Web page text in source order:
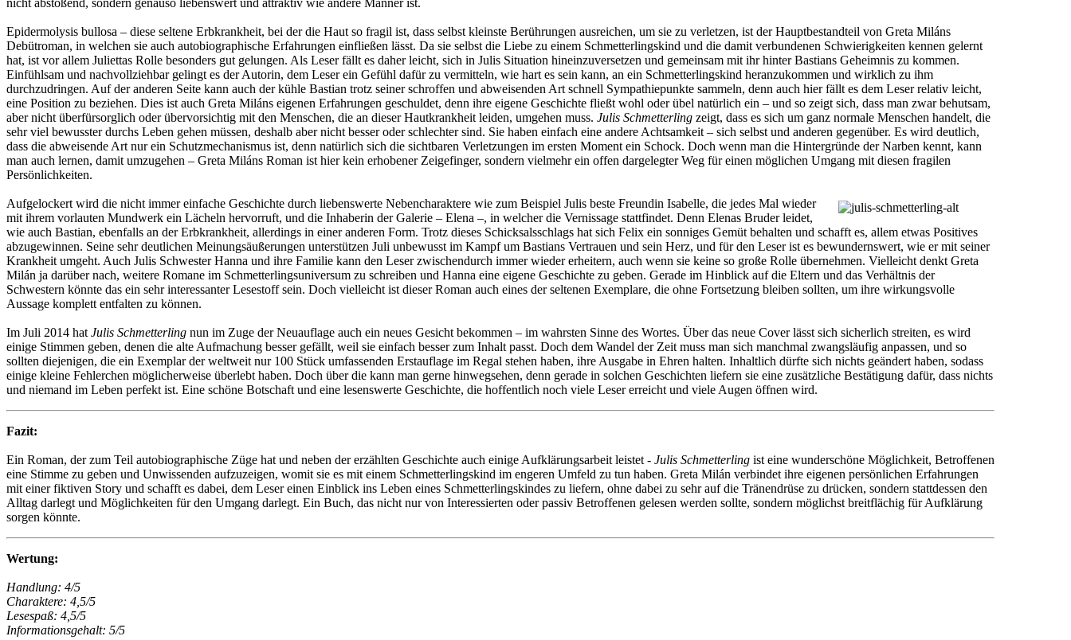
Epidermolysis bullosa – diese seltene Erbkrankheit, bei der die Haut so fragil ist, dass selbst kleinste Berührungen ausreichen, um sie zu verletzen, ist der Hauptbestandteil von Greta Miláns
Debütroman, in welchen sie auch autobiographische Erfahrungen einfließen lässt. Da sie selbst die Liebe zu einem Schmetterlingskind und die damit verbundenen Schwierigkeiten kennen gelernt
hat, ist vor allem Juliettas Rolle besonders gut gelungen. Als Leser fällt es daher leicht, sich in Julis Situation hineinzuversetzen und gemeinsam mit ihr hinter Bastians Geheimnis zu kommen.
Einfühlsam und nachvollziehbar gelingt es der Autorin, dem Leser ein Gefühl dafür zu vermitteln, wie hart es sein kann, an ein Schmetterlingskind heranzukommen und wirklich zu ihm
durchzudringen. Auf der anderen Seite kann auch der kühle Bastian trotz seiner schroffen und abweisenden Art schnell Sympathiepunkte sammeln, denn auch hier fällt es dem Leser relativ leicht,
eine Position zu beziehen. Dies ist auch Greta Miláns eigenen Erfahrungen geschuldet, denn ihre eigene Geschichte fließt wohl oder übel natürlich ein – und so zeigt sich, dass man zwar behutsam,
aber nicht überfürsorglich oder übervorsichtig mit den Menschen, die an dieser Hautkrankheit leiden, umgehen muss. Julis Schmetterling zeigt, dass es sich um ganz normale Menschen handelt, die
sehr viel bewusster durchs Leben gehen müssen, deshalb aber nicht besser oder schlechter sind. Sie haben einfach eine andere Achtsamkeit – sich selbst und anderen gegenüber. Es wird deutlich,
dass die abweisende Art nur ein Schutzmechanismus ist, denn natürlich sich die sichtbaren Verletzungen im ersten Moment ein Schock. Doch wenn man die Hintergründe der Narben kennt, kann
man auch lernen, damit umzugehen – Greta Miláns Roman ist hier kein erhobener Zeigefinger, sondern vielmehr ein offen dargelegter Weg für einen möglichen Umgang mit diesen fragilen
Persönlichkeiten.
Aufgelockert wird die nicht immer einfache Geschichte durch liebenswerte Nebencharaktere wie zum Beispiel Julis beste Freundin Isabelle, die jedes Mal wieder
mit ihrem vorlauten Mundwerk ein Lächeln hervorruft, und die Inhaberin der Galerie – Elena –, in welcher die Vernissage stattfindet. Denn Elenas Bruder leidet,
wie auch Bastian, ebenfalls an der Erbkrankheit, allerdings in einer anderen Form. Trotz dieses Schicksalsschlags hat sich Felix ein sonniges Gemüt behalten und schafft es, allem etwas Positives
abzugewinnen. Seine sehr deutlichen Meinungsäußerungen unterstützen Juli unbewusst im Kampf um Bastians Vertrauen und sein Herz, und für den Leser ist es bewundernswert, wie er mit seiner
Krankheit umgeht. Auch Julis Schwester Hanna und ihre Familie kann den Leser zwischendurch immer wieder erheitern, auch wenn sie keine so große Rolle übernehmen. Vielleicht denkt Greta
Milán ja darüber nach, weitere Romane im Schmetterlingsuniversum zu schreiben und Hanna eine eigene Geschichte zu geben. Gerade im Hinblick auf die Eltern und das Verhältnis der
Schwestern könnte das ein sehr interessanter Lesestoff sein. Doch vielleicht ist dieser Roman auch eines der seltenen Exemplare, die ohne Fortsetzung bleiben sollten, um ihre wirkungsvolle
Aussage komplett entfalten zu können.
Im Juli 2014 hat Julis Schmetterling nun im Zuge der Neuauflage auch ein neues Gesicht bekommen – im wahrsten Sinne des Wortes. Über das neue Cover lässt sich sicherlich streiten, es wird
einige Stimmen geben, denen die alte Aufmachung besser gefällt, weil sie einfach besser zum Inhalt passt. Doch dem Wandel der Zeit muss man sich manchmal zwangsläufig anpassen, und so
sollten diejenigen, die ein Exemplar der weltweit nur 100 Stück umfassenden Erstauflage im Regal stehen haben, ihre Ausgabe in Ehren halten. Inhaltlich dürfte sich nichts geändert haben, sodass
einige kleine Fehlerchen möglicherweise überlebt haben. Doch über die kann man gerne hinwegsehen, denn gerade in solchen Geschichten liefern sie eine zusätzliche Bestätigung dafür, dass nichts
und niemand im Leben perfekt ist. Eine schöne Botschaft und eine lesenswerte Geschichte, die hoffentlich noch viele Leser erreicht und viele Augen öffnen wird.
Fazit:
Ein Roman, der zum Teil autobiographische Züge hat und neben der erzählten Geschichte auch einige Aufklärungsarbeit leistet - Julis Schmetterling ist eine wunderschöne Möglichkeit, Betroffenen
eine Stimme zu geben und Unwissenden aufzuzeigen, womit sie es mit einem Schmetterlingskind im engeren Umfeld zu tun haben. Greta Milán verbindet ihre eigenen persönlichen Erfahrungen
mit einer fiktiven Story und schafft es dabei, dem Leser einen Einblick ins Leben eines Schmetterlingskindes zu liefern, ohne dabei zu sehr auf die Tränendrüse zu drücken, sondern stattdessen den
Alltag darlegt und Möglichkeiten für den Umgang darlegt. Ein Buch, das nicht nur von Interessierten oder passiv Betroffenen gelesen werden sollte, sondern möglichst breitflächig für Aufklärung
sorgen könnte.
Wertung:
Handlung: 4/5
Charaktere: 4,5/5
Lesespaß: 4,5/5
Informationsgehalt: 5/5